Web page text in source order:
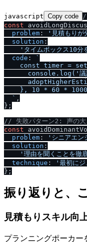
javascript Copy code /
const
problem : '見積もりが
solution :
'タイムボックス10分
code :
`
const timer =
console.log('議論
}, 10 * 60 *
  `
,
};
// 失敗パターン2: 声の大
const
problem : 'シニアエン
solution :
'理由を聞くことを徹
technique : '最初にジ
振り返りと、
見積もりスキル向
プランニングポーカ